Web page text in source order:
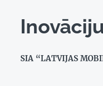
SIA “LATVIJAS